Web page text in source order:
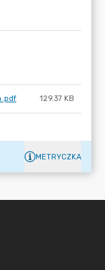
129.37 KB
METRYCZKA